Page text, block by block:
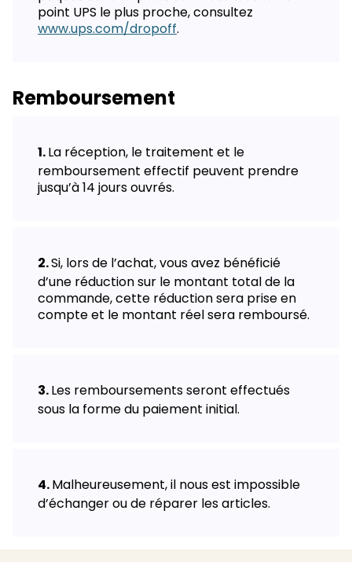
point UPS le plus proche, consultez
www.ups.com/dropoff.
Remboursement
La réception, le traitement et le
remboursement effectif peuvent prendre
jusqu’à 14 jours ouvrés.
Si, lors de l’achat, vous avez bénéficié
d’une réduction sur le montant total de la
commande, cette réduction sera prise en
compte et le montant réel sera remboursé.
Les remboursements seront effectués
sous la forme du paiement initial.
Malheureusement, il nous est impossible
d’échanger ou de réparer les articles.